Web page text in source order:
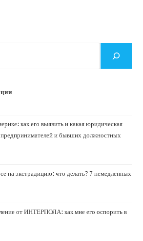
как его выявить и какая юридическая
предпринимателей и бывших должностных
на экстрадицию: что делать? 7 немедленных
от ИНТЕРПОЛА: как мне его оспорить в